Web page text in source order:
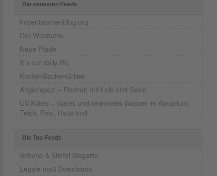
Die neuesten Feeds
hosentaschenblog.org
Der Webfuchs
Neue Pfade
It´s our daily life
KochenBackenGrillen
Anglerspezi – Fischen mit Leib und Seele
UV-Klärer – klares und keimfreies Wasser im Aquarium,
Teich, Pool, Haus und
Die Top-Feeds
Schuhe & Stiefel Magazin
Legale mp3 Downloads